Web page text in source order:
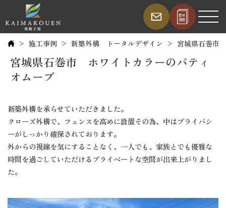
施工事例 新築外構 トータルデザイン 宮城県石巻市
宮城県石巻市 ホワイトカラーのパティ
オムーブ
新築外構を承らせていただきました。
クローズ外構で、フェンスを高めに設置その為、中はプライバシ
ーがしっかり確保されております。
外からの視線を気にすることなく、一人でも、家族とでも優雅な
時間を過ごしていただけるプライベートな空間が出来上がりまし
た。